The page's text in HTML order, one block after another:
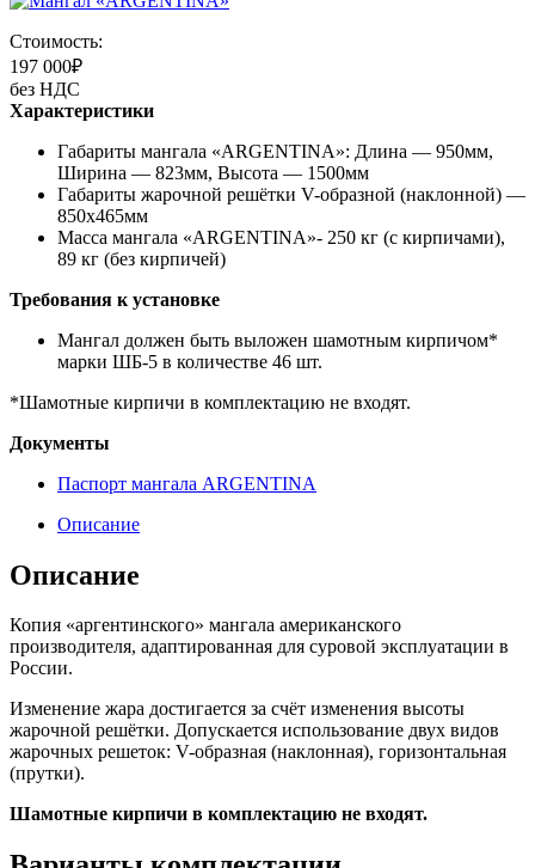
Стоимость:
197 000₽
без НДС
Характеристики
Габариты мангала «ARGENTINA»: Длина — 950мм,
Ширина — 823мм, Высота — 1500мм
Габариты жарочной решётки V-образной (наклонной) —
850х465мм
Масса мангала «ARGENTINA»- 250 кг (с кирпичами),
89 кг (без кирпичей)
Требования к установке
Мангал должен быть выложен шамотным кирпичом*
марки ШБ-5 в количестве 46 шт.
*Шамотные кирпичи в комплектацию не входят.
Документы
Паспорт мангала ARGENTINA
Описание
Описание
Копия «аргентинского» мангала американского
производителя, адаптированная для суровой эксплуатации в
России.
Изменение жара достигается за счёт изменения высоты
жарочной решётки. Допускается использование двух видов
жарочных решеток: V-образная (наклонная), горизонтальная
(прутки).
Шамотные кирпичи в комплектацию не входят.